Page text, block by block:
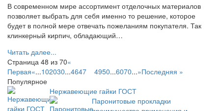
В современном мире ассортимент отделочных материалов
позволяет выбрать для себя именно то решение, которое
будет в полной мере отвечать пожеланиям покупателя. Так
клинкерный кирпич, обладающий…
Читать далее...
Страница 48 из 70«
Первая«...102030...4647 4950...6070...»Последняя »
Популярное
Нержавеющие гайки ГОСТ
Паронитовые прокладки